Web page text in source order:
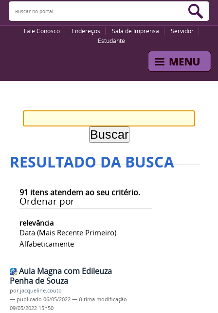
Buscar no portal
Fale Conosco Endereços Sala de Imprensa
Servidor
Estudante
RESULTADO DA BUSCA
91 itens atendem ao seu critério.
Ordenar por
relevância
Data (mais Recente Primeiro)
Alfabeticamente
Aula Magna com Edileuza
Penha de Souza
por jacqueline.couto
— publicado 06/05/2022 — última modificação
09/05/2022 15h50